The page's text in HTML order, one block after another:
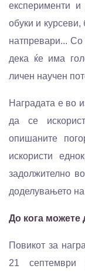
експерименти и
обуки и
натпревари... Со
дека ќе има
личен научен
Наградата е во
да се
опишаните
искористи
задолжително
доделувањето
До кога можете
Повикот за
21